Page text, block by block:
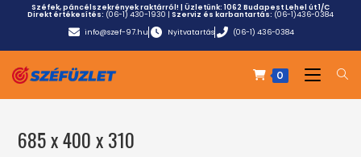
Széfek, páncélszekrények raktárról! | Üzletünk:1062 Budapest Lehel út 1/C
Direkt értékesítés: (06-1) 430-1930 | Szerviz és karbantartás: (06-1)436-0384
info@szef-97.hu
Nyitvatartás (06-1) 436-0384
0
685 x 400 x 310